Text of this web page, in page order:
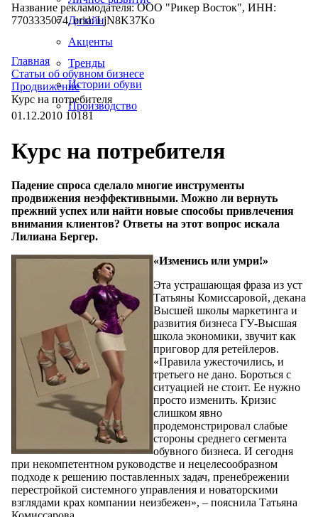
Дизайн
Акценты
Тренды
Истории обуви
Производство
Название рекламодателя: ООО "Рикер Восток", ИНН:
7703335074, erid: LjN8K37Ko
Главная
Статьи об обувном бизнесе
Продвижение
Курс на потребителя
01.12.2010 10181
Курс на потребителя
Падение спроса сделало многие инструменты
продвижения неэффективными. Можно ли вернуть
прежний успех или найти новые способы привлечения
внимания клиентов? Ответы на этот вопрос искала
Лилиана Бергер.
«Изменись или умри!»
Эта устрашающая фраза из уст
Татьяны Комиссаровой, декана
Высшей школы маркетинга и
развития бизнеса ГУ-Высшая
школа экономики, звучит как
приговор для ретейлеров.
«Правила ужесточились, и
третьего не дано. Бороться с
ситуацией не стоит. Ее нужно
просто изменить. Кризис
слишком явно
продемонстрировал слабые
стороны среднего сегмента
обувного бизнеса. И сегодня
при некомпетентном руководстве и нецелесообразном
подходе к решению поставленных задач, пренебрежении
перестройкой системного управления и новаторскими
взглядами крах компании неизбежен», – пояснила Татьяна